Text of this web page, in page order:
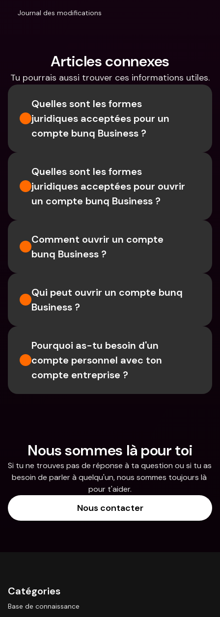
Journal des modifications
Articles connexes
Tu pourrais aussi trouver ces informations utiles.
Quelles sont les formes
juridiques acceptées pour un
compte bunq Business ?
Quelles sont les formes
juridiques acceptées pour ouvrir
un compte bunq Business ?
Comment ouvrir un compte
bunq Business ?
Qui peut ouvrir un compte bunq
Business ?
Pourquoi as-tu besoin d'un
compte personnel avec ton
compte entreprise ?
Nous sommes là pour toi
Si tu ne trouves pas de réponse à ta question ou si tu as
besoin de parler à quelqu'un, nous sommes toujours là
pour t'aider.
Nous contacter
Catégories
Base de connaissance